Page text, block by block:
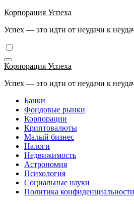
Перейти
содержимому
Корпорация Успеха
Успех — это идти от неудачи к
Корпорация Успеха
Успех — это идти от неудачи к
Банки
Фондовые рынки
Корпорации
Криптовалюты
Малый бизнес
Налоги
Недвижимость
Астрономия
Психология
Социальные науки
Политика конфиденциальности